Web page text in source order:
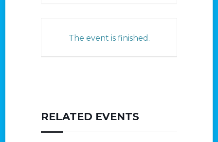
The event is finished.
RELATED EVENTS